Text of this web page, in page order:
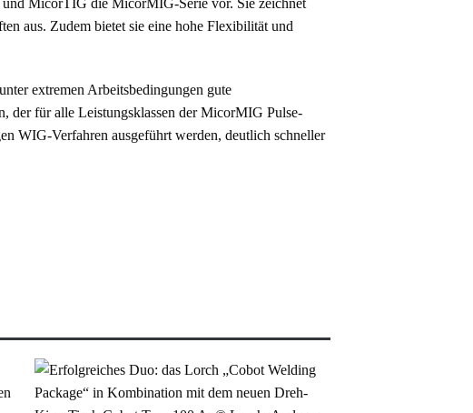
MicorTIG die MicorMIG-Serie vor. Sie zeichnet
aus. Zudem bietet sie eine hohe Flexibilität und
extremen Arbeitsbedingungen gute
der für alle Leistungsklassen der MicorMIG Pulse-
WIG-Verfahren ausgeführt werden, deutlich schneller